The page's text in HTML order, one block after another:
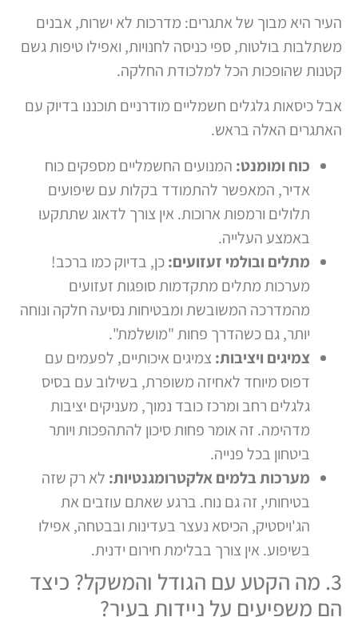
העיר היא מבוך של אתגרים: מדרכות לא ישרות, אבנים
משתלבות בולטות, ספי כניסה לחנויות, ואפילו טיפות גשם
קטנות שהופכות הכל למלכודת החלקה.
אבל כיסאות גלגלים חשמליים מודרניים תוכננו בדיוק עם
האתגרים האלה בראש.
כוח ומומנט:המנועים החשמליים מספקים כוח
אדיר, המאפשר להתמודד בקלות עם שיפועים
תלולים ורמפות ארוכות. אין צורך לדאוג שתתקעו
באמצע העלייה.
מתלים ובולמי זעזועים:כן, בדיוק כמו ברכב!
מערכות מתלים מתקדמות סופגות זעזועים
מהמדרכה המשובשת ומבטיחות נסיעה חלקה ונוחה
יותר, גם כשהדרך פחות "מושלמת".
צמיגים ויציבות:צמיגים איכותיים, לפעמים עם
דפוס מיוחד לאחיזה משופרת, בשילוב עם בסיס
גלגלים רחב ומרכז כובד נמוך, מעניקים יציבות
מדהימה. זה אומר פחות סיכון להתהפכות ויותר
ביטחון בכל פנייה.
מערכות בלמים אלקטרומגנטיות:לא רק שזה
בטיחותי, זה גם נוח. ברגע שאתם עוזבים את
הג'ויסטיק, הכיסא נעצר בעדינות ובבטחה, אפילו
בשיפוע. אין צורך בבלימת חירום ידנית.
3. מה הקטע עם הגודל והמשקל? כיצד
הם משפיעים על ניידות בעיר?